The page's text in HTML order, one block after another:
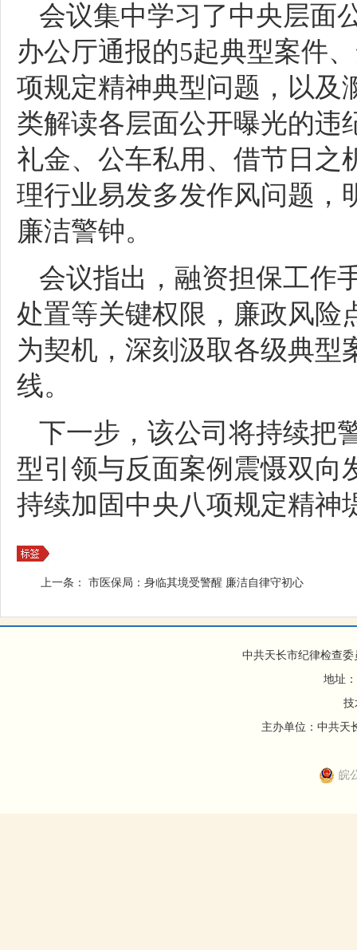
会议集中学习了中央层面
办公厅通报的5起典型案件
项规定精神典型问题，以及
类解读各层面公开曝光的违
礼金、公车私用、借节日之
理行业易发多发作风问题，
廉洁警钟。
会议指出，融资担保工作
处置等关键权限，廉政风险
为契机，深刻汲取各级典型
线。
下一步，该公司将持续把
型引领与反面案例震慑双向
持续加固中央八项规定精神
上一条： 市医保局：身临其境受警醒 廉洁自律守初心
中共天长市纪律检查
地址
技
主办单位：中共天
皖